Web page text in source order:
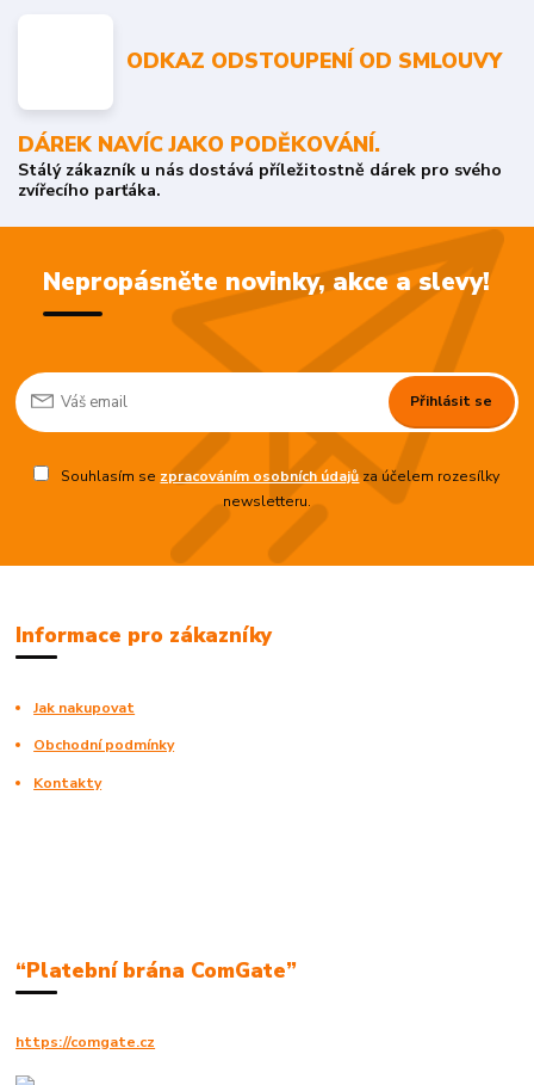
ODKAZ ODSTOUPENÍ OD SMLOUVY
DÁREK NAVÍC JAKO PODĚKOVÁNÍ.
Stálý zákazník u nás dostává příležitostně dárek pro svého
zvířecího parťáka.
Nepropásněte novinky, akce a slevy!
Přihlásit se
Souhlasím se zpracováním osobních údajůza účelem rozesílky
newsletteru.
Informace pro zákazníky
Jak nakupovat
Obchodní podmínky
Kontakty
“Platební brána ComGate”
https://comgate.cz